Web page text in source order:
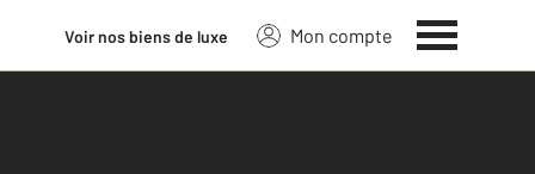
Voir nos biens de luxe Mon compte